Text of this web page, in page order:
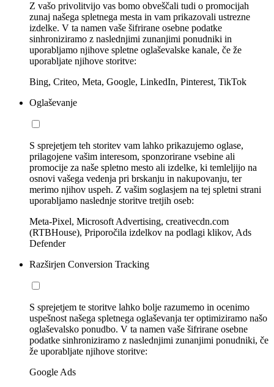
Z vašo privolitvijo vas bomo obveščali tudi o promocijah
zunaj našega spletnega mesta in vam prikazovali ustrezne
izdelke. V ta namen vaše šifrirane osebne podatke
sinhroniziramo z naslednjimi zunanjimi ponudniki in
uporabljamo njihove spletne oglaševalske kanale, če že
uporabljate njihove storitve:
Bing, Criteo, Meta, Google, LinkedIn, Pinterest, TikTok
Oglaševanje
S sprejetjem teh storitev vam lahko prikazujemo oglase,
prilagojene vašim interesom, sponzorirane vsebine ali
promocije za naše spletno mesto ali izdelke, ki temleljijo na
osnovi vašega vedenja pri brskanju in nakupovanju, ter
merimo njihov uspeh. Z vašim soglasjem na tej spletni strani
uporabljamo naslednje storitve tretjih oseb:
Meta-Pixel, Microsoft Advertising, creativecdn.com
(RTBHouse), Priporočila izdelkov na podlagi klikov, Ads
Defender
Razširjen Conversion Tracking
S sprejetjem te storitve lahko bolje razumemo in ocenimo
uspešnost našega spletnega oglaševanja ter optimiziramo našo
oglaševalsko ponudbo. V ta namen vaše šifrirane osebne
podatke sinhroniziramo z naslednjimi zunanjimi ponudniki, če
že uporabljate njihove storitve:
Google Ads